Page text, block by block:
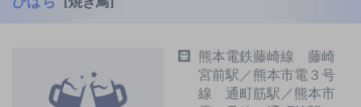
熊本電鉄藤崎線 藤崎
宮前駅／熊本市電３号
線 通町筋駅／熊本市